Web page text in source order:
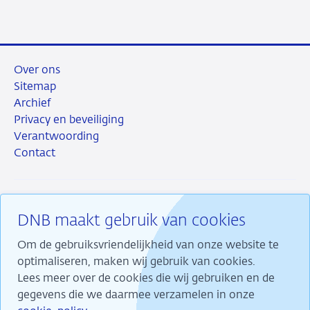
DNB maakt gebruik van cookies
Om de gebruiksvriendelijkheid van onze website te
optimaliseren, maken wij gebruik van cookies.
Lees meer over de cookies die wij gebruiken en de
gegevens die we daarmee verzamelen in onze
Over ons
Sitemap
Archief
Privacy en beveiliging
Verantwoording
Contact
RSS InstagramLinkedin
X
Wij maken ons sterk voor financiële stabiliteit en